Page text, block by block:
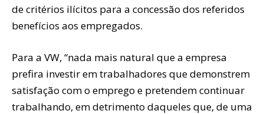
de critérios ilícitos para a concessão dos referidos
benefícios aos empregados.
Para a VW, “nada mais natural que a empresa
prefira investir em trabalhadores que demonstrem
satisfação com o emprego e pretendem continuar
trabalhando, em detrimento daqueles que, de uma